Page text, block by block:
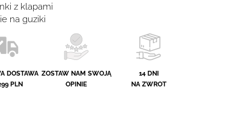
z klapami
na guziki
DOSTAWA
PLN
ZOSTAW NAM SWOJĄ
OPINIE
14 DNI
NA ZWROT